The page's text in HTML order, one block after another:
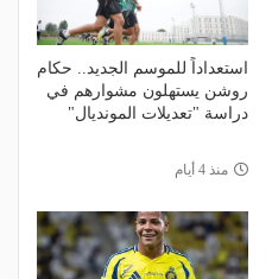
استعداداً للموسم الجديد.. حكام
روشن يستهلون مشوارهم في
دراسة "تعديلات المونديال"
منذ 4 أيام